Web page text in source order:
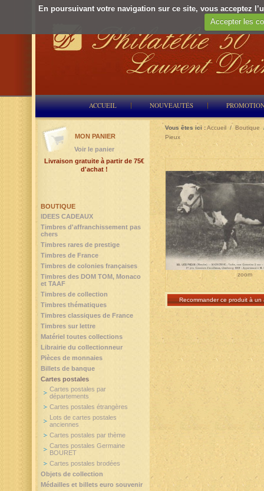
En poursuivant votre navigation sur ce site, vous acceptez
Accepter les
ACCUEIL NOUVEAUTÉS
Vous êtes ici :Accueil / Boutique
Pieux
zoom
Recommander ce produit à un
BOUTIQUE
IDEES CADEAUX
Timbres d'affranchissement pas
chers
Timbres rares de prestige
Timbres de France
Timbres de colonies françaises
Timbres des DOM TOM, Monaco
et TAAF
Timbres de collection
Timbres thématiques
Timbres classiques de France
Timbres sur lettre
Matériel toutes collections
Librairie du collectionneur
Pièces de monnaies
Billets de banque
Cartes postales
Cartes postales par
départements
Cartes postales étrangères
Lots de cartes postales
anciennes
Cartes postales par thème
Cartes postales Germaine
BOURET
Cartes postales brodées
Objets de collection
Médailles et billets euro souvenir
MON PANIER
Voir le panier
Livraison gratuite à partir de 75€
d'achat !